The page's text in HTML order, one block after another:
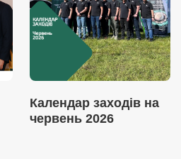
Календар заходів на
червень 2026